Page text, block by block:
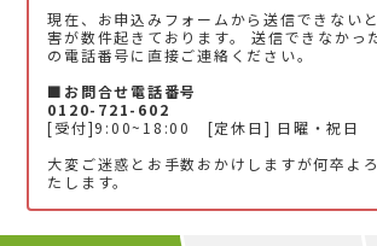
現在、お申込みフォームから送信できない
害が数件起きております。
送信できなかっ
の電話番号に直接ご連絡ください。
■お問合せ電話番号
0120-721-602
[受付]9:00~18:00 [定休日] 日曜・祝日
大変ご迷惑とお手数おかけしますが何卒よ
たします。